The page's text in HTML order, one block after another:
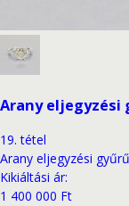
Arany eljegyzési
19. tétel
Arany eljegyzési
Kikiáltási ár:
1 400 000 Ft